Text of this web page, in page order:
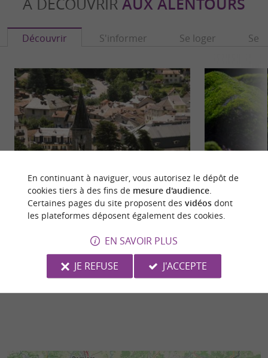
À DÉCOUVRIR AUX ALENTOURS
Découvrir S'informer Se loger Se
Ax-les-Thermes
Ax-les-Thermes est principalement connu pour
3,8 km - Ax-les-Thermes
La Maison des
La Maison des
En continuant à naviguer, vous autorisez le dépôt de
cookies tiers à des fins de mesure d'audience.
Certaines pages du site proposent des vidéosdont
les plateformes déposent également des cookies.
EN SAVOIR PLUS
JE REFUSE
J'ACCEPTE